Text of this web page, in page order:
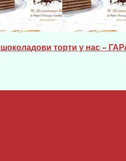
торти у нас –